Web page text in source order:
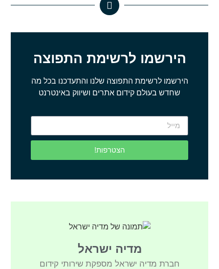
הירשמו לרשימת התפוצה
הירשמו לרשימת התפוצה שלנו והתעדכנו בכל מה
שחדש בעולם קידום אתרים ושיווק באינטרנט
הצטרפות!
מדיה ישראל
חברת מדיה ישראל מספקת שירותי קידום